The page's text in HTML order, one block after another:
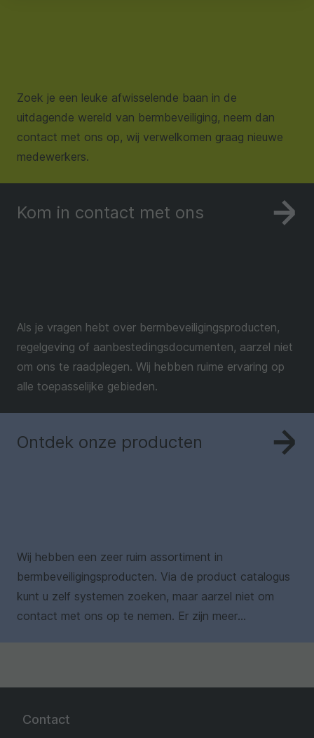
Zoek je een leuke afwisselende baan in de
uitdagende wereld van bermbeveiliging, neem dan
contact met ons op, wij verwelkomen graag nieuwe
medewerkers.
Kom in contact met ons
Als je vragen hebt over bermbeveiligingsproducten,
regelgeving of aanbestedingsdocumenten, aarzel niet
om ons te raadplegen. Wij hebben ruime ervaring op
alle toepasselijke gebieden.
Ontdek onze producten
Wij hebben een zeer ruim assortiment in
bermbeveiligingsproducten. Via de product catalogus
kunt u zelf systemen zoeken, maar aarzel niet om
contact met ons op te nemen. Er zijn meer
Contact